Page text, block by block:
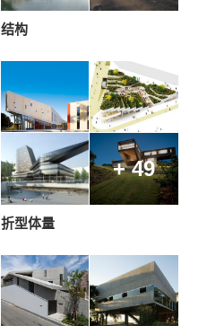
结构
+ 49
折型体量